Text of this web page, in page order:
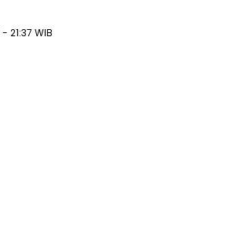
- 21:37 WIB